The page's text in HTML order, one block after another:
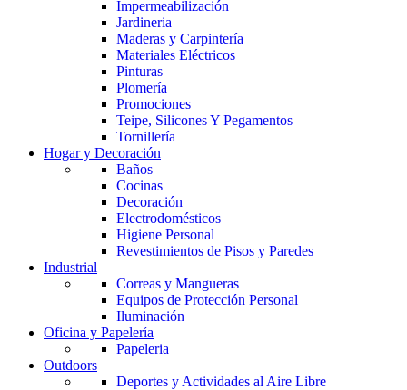
Impermeabilización
Jardineria
Maderas y Carpintería
Materiales Eléctricos
Pinturas
Plomería
Promociones
Teipe, Silicones Y Pegamentos
Tornillería
Hogar y Decoración
Baños
Cocinas
Decoración
Electrodomésticos
Higiene Personal
Revestimientos de Pisos y Paredes
Industrial
Correas y Mangueras
Equipos de Protección Personal
Iluminación
Oficina y Papelería
Papeleria
Outdoors
Deportes y Actividades al Aire Libre